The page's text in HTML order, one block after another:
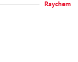
Raychem